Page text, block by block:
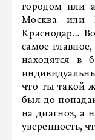
городом или
Москва или
Краснодар…
самое
находятся в
что ты такой
был до
на диагноз, а
уверенность,